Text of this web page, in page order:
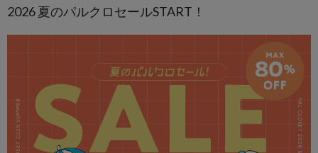
2026 夏のパルクロセールSTART！